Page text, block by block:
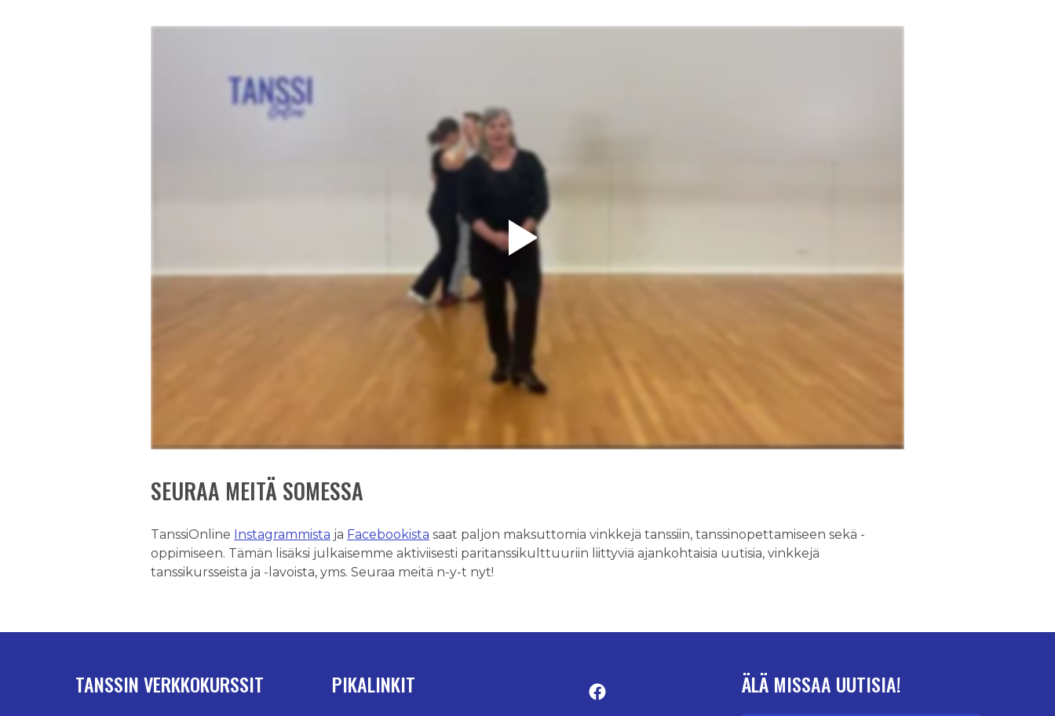
SEURAA MEITÄ SOMESSA
TanssiOnline Instagrammista ja Facebookista saat paljon maksuttomia vinkkejä tanssiin, tanssinopettamiseen sekä -
oppimiseen. Tämän lisäksi julkaisemme aktiviisesti paritanssikulttuuriin liittyviä ajankohtaisia uutisia, vinkkejä
tanssikursseista ja -lavoista, yms. Seuraa meitä n-y-t nyt!
TANSSIN VERKKOKURSSIT PIKALINKIT ÄLÄ MISSAA UUTISIA!